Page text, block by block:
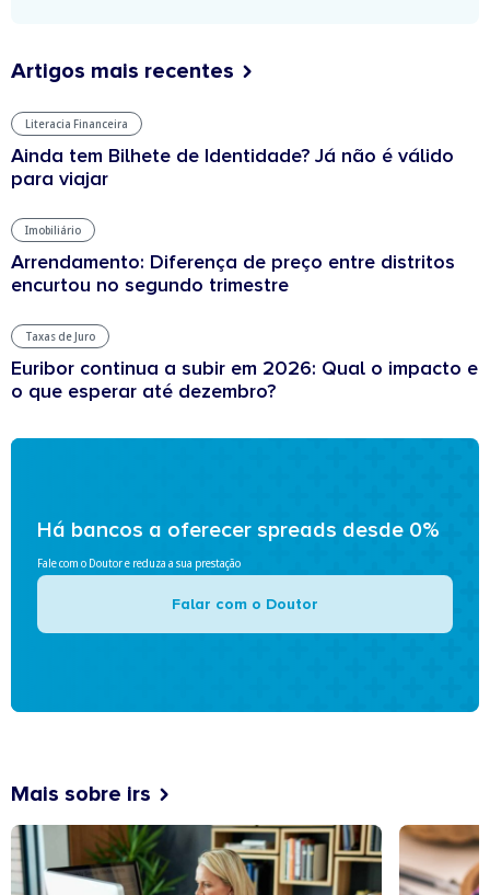
Artigos mais recentes
Literacia Financeira
Ainda tem Bilhete de Identidade? Já não é válido
para viajar
Imobiliário
Arrendamento: Diferença de preço entre distritos
encurtou no segundo trimestre
Taxas de Juro
Euribor continua a subir em 2026: Qual o impacto e
o que esperar até dezembro?
Há bancos a oferecer spreads desde 0%
Fale com o Doutor e reduza a sua prestação
Falar com o Doutor
Mais sobre irs